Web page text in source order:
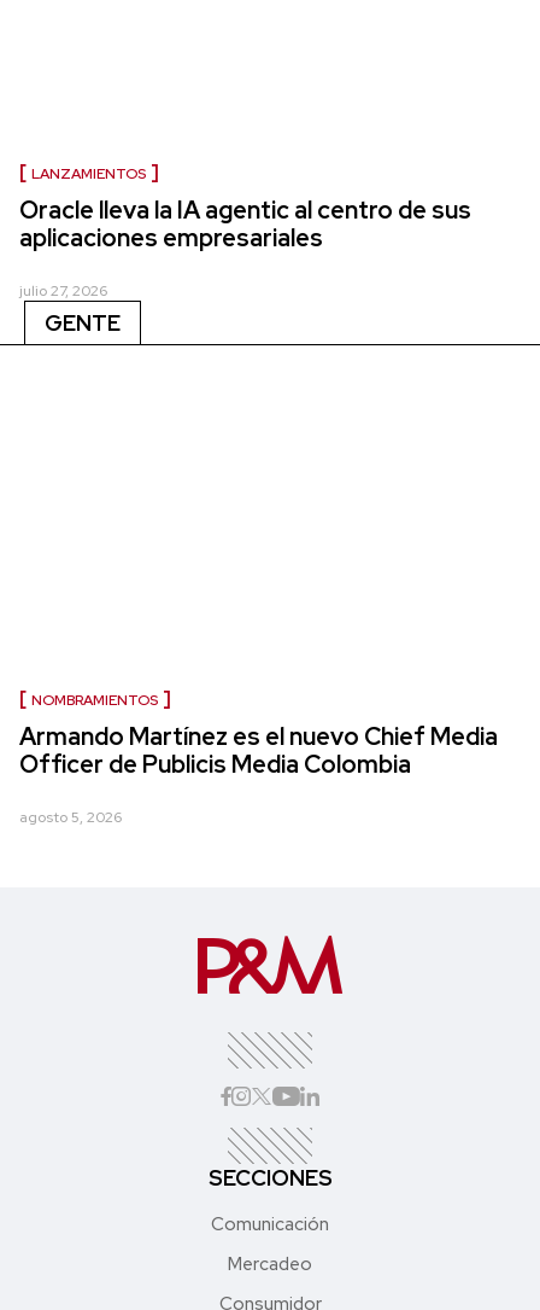
LANZAMIENTOS
Oracle lleva la IA agentic al centro de sus
aplicaciones empresariales
julio 27, 2026
GENTE
NOMBRAMIENTOS
Armando Martínez es el nuevo Chief Media
Officer de Publicis Media Colombia
agosto 5, 2026
SECCIONES
Comunicación
Mercadeo
Consumidor